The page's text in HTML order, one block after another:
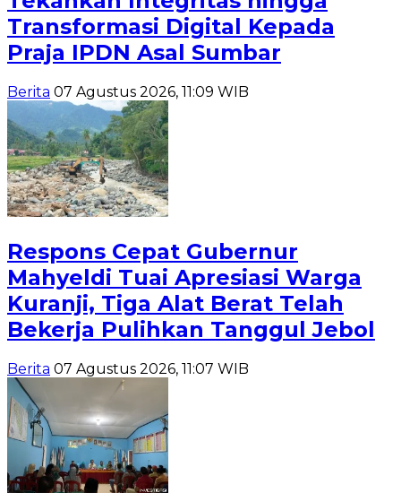
Transformasi Digital Kepada
Praja IPDN Asal Sumbar
Berita 07 Agustus 2026, 11:09 WIB
Respons Cepat Gubernur
Mahyeldi Tuai Apresiasi Warga
Kuranji, Tiga Alat Berat Telah
Bekerja Pulihkan Tanggul Jebol
Berita 07 Agustus 2026, 11:07 WIB